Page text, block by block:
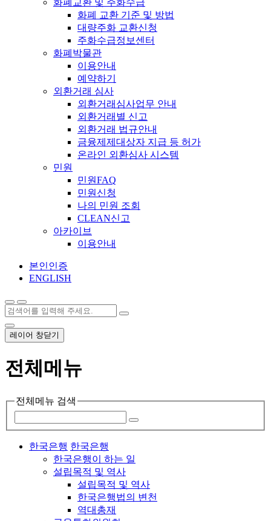
화폐 교환 기준 및 방법
대량주화 교환신청
주화수급정보센터
화폐박물관
이용안내
예약하기
외환거래 심사
외환거래심사업무 안내
외환거래별 신고
외환거래 법규안내
금융제제대상자 지급 등 허가
온라인 외환심사 시스템
민원
민원FAQ
민원신청
나의 민원 조회
CLEAN신고
아카이브
이용안내
본인인증
ENGLISH
레이어 창닫기
전체메뉴
전체메뉴 검색
한국은행 한국은행
한국은행이 하는 일
설립목적 및 역사
설립목적 및 역사
한국은행법의 변천
역대총재